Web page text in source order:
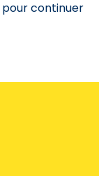
pour continuer